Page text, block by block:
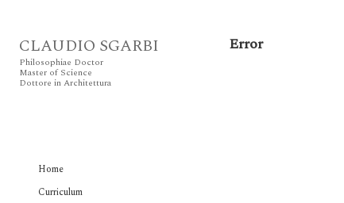
CLAUDIO SGARBI
Philosophiae Doctor
Master of Science
Dottore in Architettura
Home
Curriculum
Error